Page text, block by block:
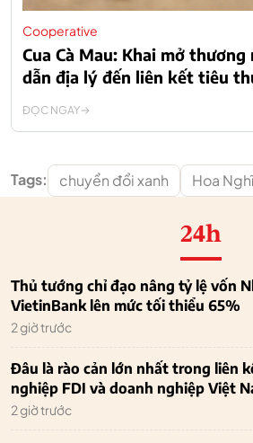
Cooperative
Cua Cà Mau: Khai mở
dẫn địa lý đến liên kết tiêu
ĐỌC NGAY
Tags: chuyển đổi xanh Hoa
24h
Thủ tướng chỉ đạo nâng tỷ lệ vốn
VietinBank lên mức tối thiểu 65%
2 giờ trước
Đâu là rào cản lớn nhất trong liên
nghiệp FDI và doanh nghiệp Việt
2 giờ trước